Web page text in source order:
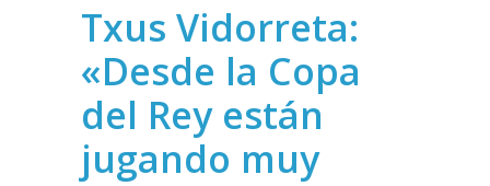
Txus Vidorreta:
«Desde la Copa
del Rey están
jugando muy